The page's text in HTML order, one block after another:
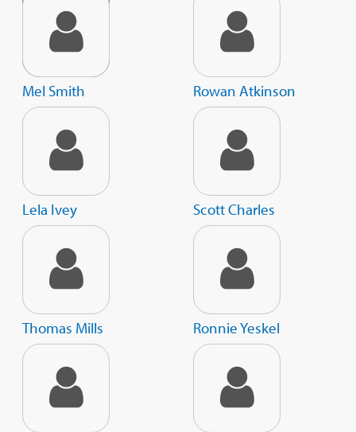
Mel Smith Rowan Atkinson
Lela Ivey Scott Charles
Thomas Mills Ronnie Yeskel